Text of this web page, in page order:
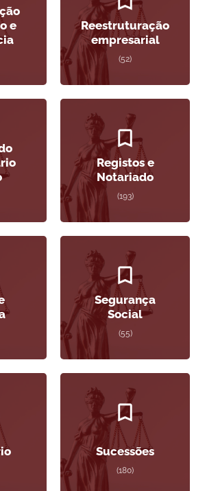
e
Reestruturação
empresarial
(52)
Registos e
Notariado
(193)
Segurança
Social
(55)
Sucessões
(180)